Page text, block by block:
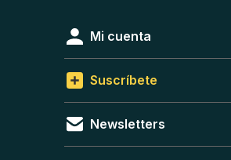
Mi cuenta
Suscríbete
Newsletters